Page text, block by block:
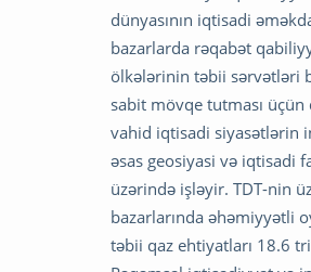
dünyasının iqtisadi
bazarlarda rəqabət
ölkələrinin təbii sərvətləri
sabit mövqe tutması
vahid iqtisadi siyasətlərin
əsas geosiyasi və iqtisadi
üzərində işləyir. TDT-nin
bazarlarında əhəmiyyətli
təbii qaz ehtiyatları 18.6